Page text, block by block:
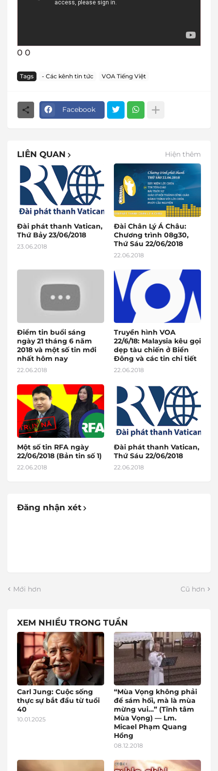
0 0
Tags - Các kênh tin tức VOA Tiếng Việt
Facebook
LIÊN QUAN Hiện thêm
Đài phát thanh Vatican,
Thứ Bảy 23/06/2018
23.06.2018
Đài Chân Lý Á Châu:
Chương trình 08g30,
Thứ Sáu 22/06/2018
22.06.2018
Điểm tin buổi sáng
ngày 21 tháng 6 năm
2018 và một số tin mới
nhất hôm nay
22.06.2018
Truyền hình VOA
22/6/18: Malaysia kêu gọi
dẹp tàu chiến ở Biển
Đông và các tin chi tiết
22.06.2018
Một số tin RFA ngày
22/06/2018 (Bản tin số 1)
22.06.2018
Đài phát thanh Vatican,
Thứ Sáu 22/06/2018
22.06.2018
Đăng nhận xét
Mới hơn Cũ hơn
XEM NHIỀU TRONG TUẦN
Carl Jung: Cuộc sống
thực sự bắt đầu từ tuổi
40
10.01.2025
“Mùa Vọng không phải
để sám hối, mà là mùa
mừng vui…” (Tĩnh tâm
Mùa Vọng) — Lm.
Micael Phạm Quang
Hồng
08.12.2018